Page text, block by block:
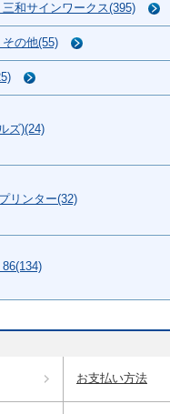
和サインワークス(395)
の他(55)
ズ)(24)
リンター(32)
お支払い方法